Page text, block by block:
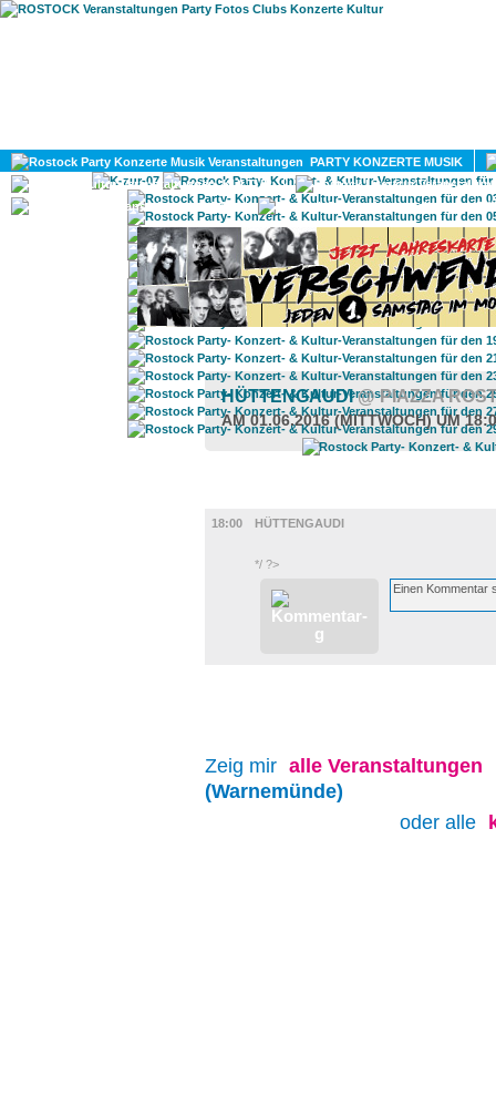
PARTY KONZERTE MUSIK
KULTUR
GAY
HÜTTENGAUDI@ PIAZZA
AM 01.06.2016 (MITTWOCH) UM
18:00
HÜTTENGAUDI
*/ ?>
Zeig mir alle Veranstaltungen
(Warnemünde)
oder alle